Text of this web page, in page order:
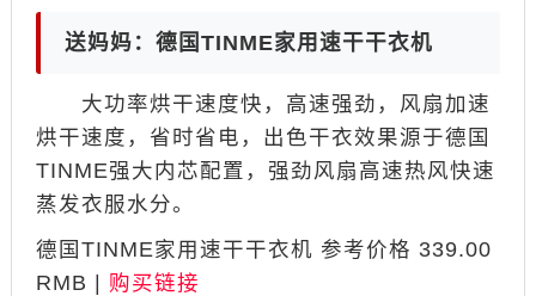
送妈妈：德国TINME家用速干干衣机
大功率烘干速度快，高速强劲，风扇加速
烘干速度，省时省电，出色干衣效果源于德国
TINME强大内芯配置，强劲风扇高速热风快速
蒸发衣服水分。
德国TINME家用速干干衣机 参考价格 339.00
RMB | 购买链接